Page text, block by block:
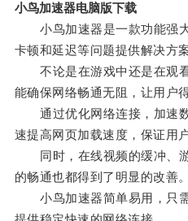
小鸟加速器电脑版下载
小鸟加速器是一款功能强大
卡顿和延迟等问题提供解决方案
不论是在游戏中还是在观
能确保网络畅通无阻，让用户
通过优化网络连接，加速数
速提高网页加载速度，保证用
同时，在线视频的缓冲、
的畅通也都得到了明显的改善。
小鸟加速器简单易用，只需